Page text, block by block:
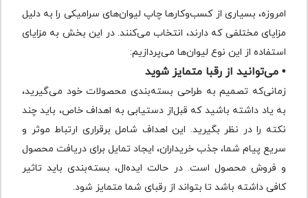
امروزه، بسیاری از کسب‌وکارها چاپ لیوان‌های سرامیکی را به دلیل
مزایای مختلفی که دارند، انتخاب می‌کنند. در این بخش به مزایای
استفاده از این نوع لیوان‌ها می‌پردازیم:
• می‌توانید از رقبا متمایز شوید
زمانی‌که تصمیم به طراحی بسته‌بندی محصولات خود می‌گیرید،
به یاد داشته‌ باشید که قبل‌از دستیابی به اهداف خاص، باید چند
نکته را در نظر بگیرید. این اهداف شامل برقراری ارتباط موثر و
سریع پیام شما، جذب خریداران، ایجاد تمایل برای دریافت محصول
و فروش محصول است. در حالت ایده‌ال، بسته‌بندی باید تاثیر
کافی داشته باشد تا بتواند از رقبای شما متمایز شود.